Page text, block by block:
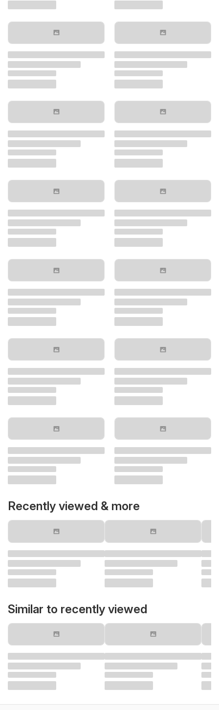
Recently viewed & more
Similar to recently viewed